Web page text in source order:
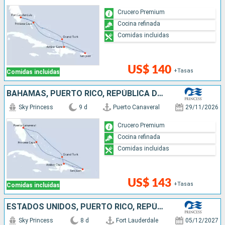
Comidas incluidas US$ 140 +Tasas
Crucero Premium
Cocina refinada
Comidas incluidas
BAHAMAS, PUERTO RICO, REPÚBLICA DOMINICANA, ESTADOS UNIDOS
Comidas incluidas
Sky Princess 9 d Puerto Canaveral 29/11/2026
US$ 143 +Tasas
Crucero Premium
Cocina refinada
Comidas incluidas
ESTADOS UNIDOS, PUERTO RICO, REPÚBLICA DOMINICANA
Sky Princess 8 d Fort Lauderdale 05/12/2027